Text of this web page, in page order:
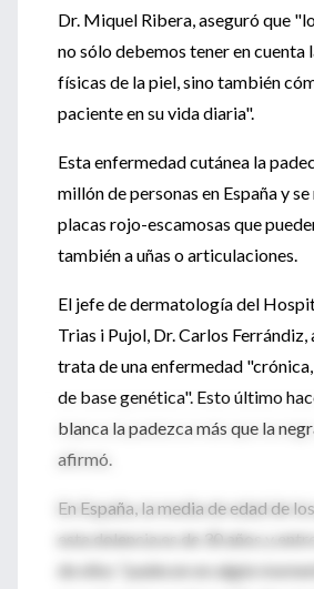
Dr. Miquel Ribera, aseguró que
no sólo debemos tener en cuenta
físicas de la piel, sino también
paciente en su vida diaria".
Esta enfermedad cutánea la
millón de personas en España y
placas rojo-escamosas que
también a uñas o articulaciones.
El jefe de dermatología del
Trias i Pujol, Dr. Carlos Ferrándiz,
trata de una enfermedad
de base genética". Esto último
blanca la padezca más que la
afirmó.
En España, la media de edad de
esta dolencia es de 30 años y
de ellos "padecen en algún